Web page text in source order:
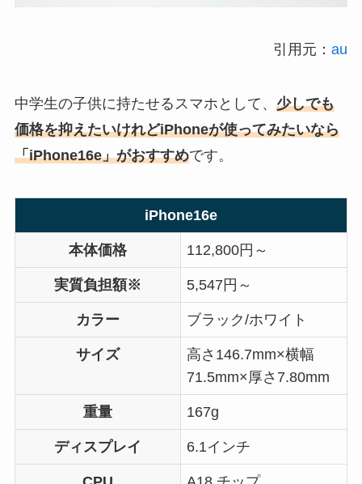
引用元：au
中学生の子供に持たせるスマホとして、 少しでも
価格を抑えたいけれどiPhoneが使ってみたいなら
「iPhone16e」がおすすめです。
iPhone16e
本体価格 112,800円～
実質負担額※ 5,547円～
カラー ブラック/ホワイト
サイズ
高さ146.7mm×横幅
71.5mm×厚さ7.80mm
重量 167g
ディスプレイ 6.1インチ